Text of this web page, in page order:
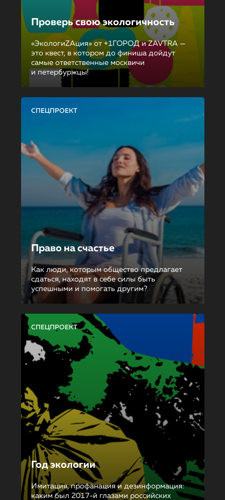
Проверь свою экологичность
«ЭкологиZAция» от +1ГОРОД и ZAVTRA —
это квест, в котором до финиша дойдут
самые ответственные москвичи
и петербуржцы!
СПЕЦПРОЕКТ
Право на счастье
Как люди, которым общество предлагает
сдаться, находят в себе силы быть
успешными и помогать другим?
СПЕЦПРОЕКТ
Год экологии
Имитация, профанация и дезинформация:
каким был 2017-й глазами российских